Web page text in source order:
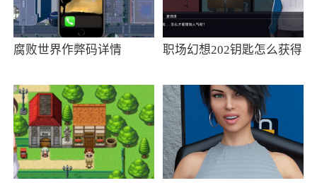
3、其实这种类型的软件相信那些喜欢的伙伴
都用过不少，其中各有特色，也各有不足和缺
点，今天小编带来的这款软件或许能比之前的好
更新日志
1、修复部分已知问题；
2、客服中心优化。
腐败世界作弊码详情 职场幻想202钥匙怎么获得